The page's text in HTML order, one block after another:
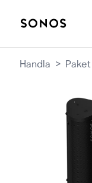
Handla > Paket